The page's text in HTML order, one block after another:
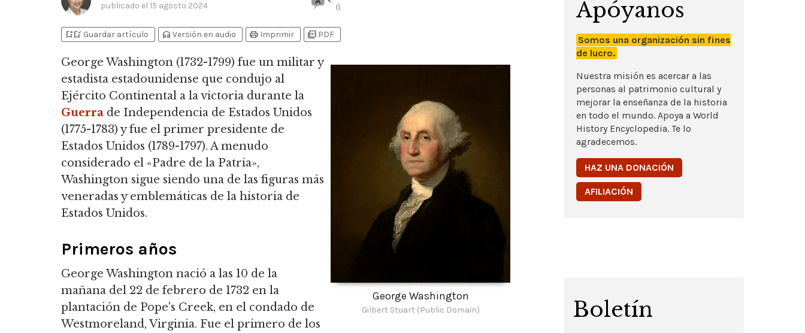
publicado el 15 agosto 2024 6
bookmark_addbookmark_added Guardar artículo headphones Versión en audio print Imprimir picture_as_pdf PDF
George Washington
Gilbert Stuart (Public Domain)
George Washington (1732-1799) fue un militar y
estadista estadounidense que condujo al
Ejército Continental a la victoria durante la
Guerra de Independencia de Estados Unidos
(1775-1783) y fue el primer presidente de
Estados Unidos (1789-1797). A menudo
considerado el «Padre de la Patria»,
Washington sigue siendo una de las figuras más
veneradas y emblemáticas de la historia de
Estados Unidos.
Primeros años
George Washington nació a las 10 de la
mañana del 22 de febrero de 1732 en la
plantación de Pope's Creek, en el condado de
Westmoreland, Virginia. Fue el primero de los
Apóyanos
Somos una organización sin fines
de lucro.
Nuestra misión es acercar a las
personas al patrimonio cultural y
mejorar la enseñanza de la historia
en todo el mundo. Apoya a World
History Encyclopedia. Te lo
agradecemos.
HAZ UNA DONACIÓN
AFILIACIÓN
Boletín